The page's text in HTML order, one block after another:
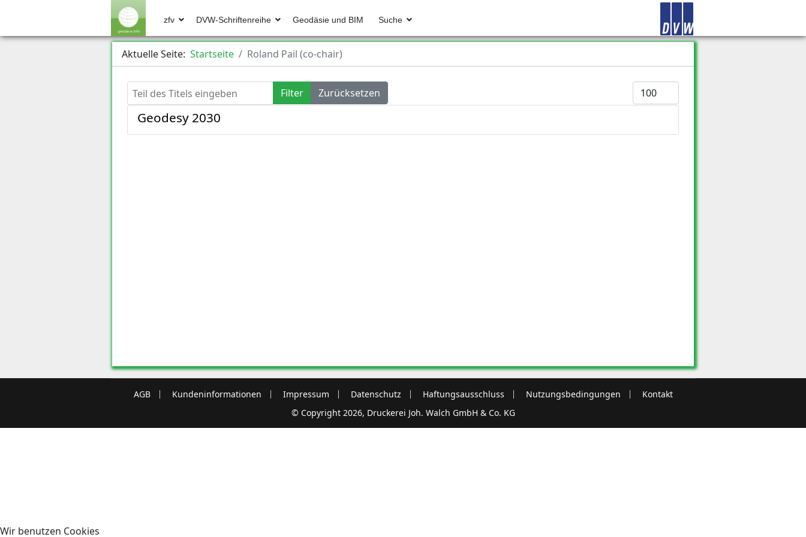
zfv DVW-Schriftenreihe Geodäsie und BIM Suche
Aktuelle Seite: Startseite Roland Pail (co-chair)
Teil des Titels eingeben Filter Zurücksetzen Anzeige #
Geodesy 2030
AGB Kundeninformationen Impressum Datenschutz Haftungsausschluss Nutzungsbedingungen
Kontakt
© Copyright 2026, Druckerei Joh. Walch GmbH & Co. KG
Wir benutzen Cookies